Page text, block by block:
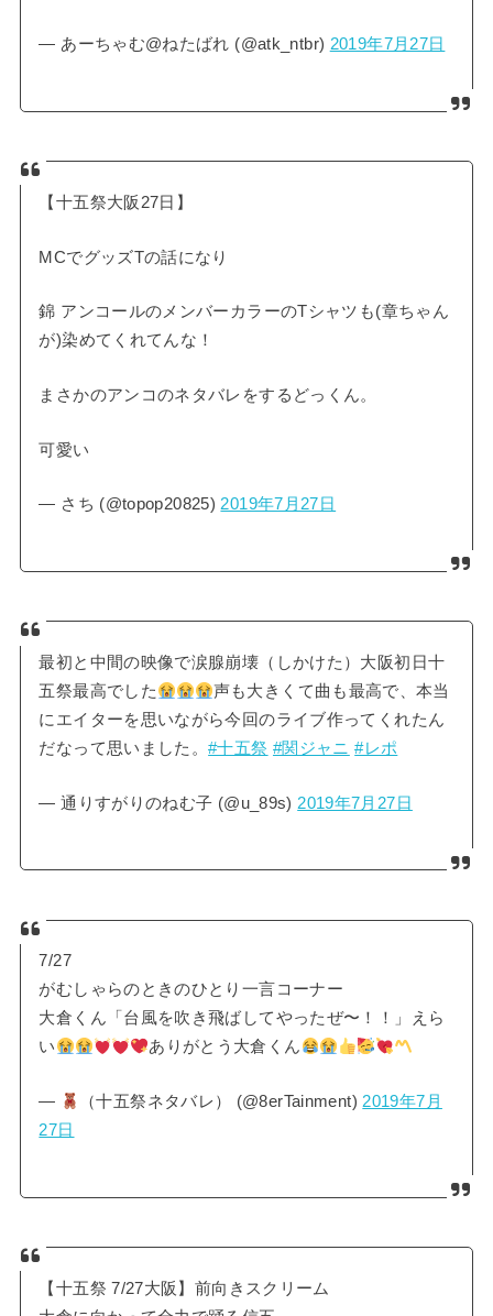
— あーちゃむ@ねたばれ (@atk_ntbr) 2019年7月27日
【十五祭大阪27日】
MCでグッズTの話になり
錦 アンコールのメンバーカラーのTシャツも(章ちゃん
が)染めてくれてんな！
まさかのアンコのネタバレをするどっくん。
可愛い
— さち (@topop20825)2019年7月27日
最初と中間の映像で涙腺崩壊（しかけた）大阪初日十
五祭最高でした
声も大きくて曲も最高で、本当
にエイターを思いながら今回のライブ作ってくれたん
だなって思いました。#十五祭 #関ジャニ #レポ
— 通りすがりのねむ子 (@u_89s) 2019年7月27日
7/27
がむしゃらのときのひとり一言コーナー
大倉くん「台風を吹き飛ばしてやったぜ〜！！」えら
い
ありがとう大倉くん
— （十五祭ネタバレ） (@8erTainment) 2019年7月
27日
【十五祭 7/27大阪】前向きスクリーム